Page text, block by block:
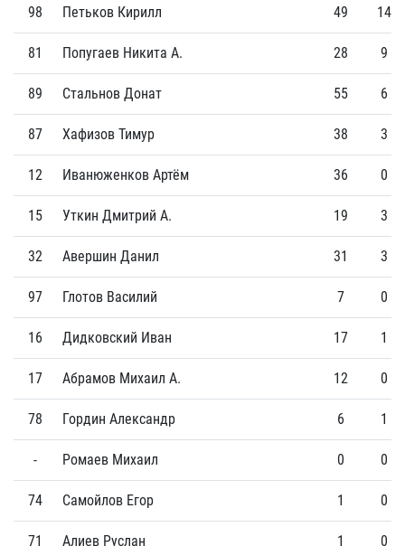
98 Петьков Кирилл 49 14
81 Попугаев Никита А. 28 9
89 Стальнов Донат 55 6
87 Хафизов Тимур 38 3
12 Иванюженков Артём 36 0
15 Уткин Дмитрий А. 19 3
32 Авершин Данил 31 3
97 Глотов Василий 7 0
16 Дидковский Иван 17 1
17 Абрамов Михаил А. 12 0
78 Гордин Александр 6 1
- Ромаев Михаил 0 0
74 Самойлов Егор 1 0
71 Алиев Руслан 1 0